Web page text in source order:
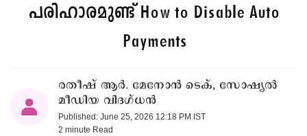
പരിഹാരമുണ്ട്How to Disable Auto
Payments
രതീഷ് ആർ. മേനോൻ ടെക്, സോഷ്യൽ
മീഡിയ വിദഗ്ധൻ
Published: June 25, 2026 12:18 PM IST
2 minute Read